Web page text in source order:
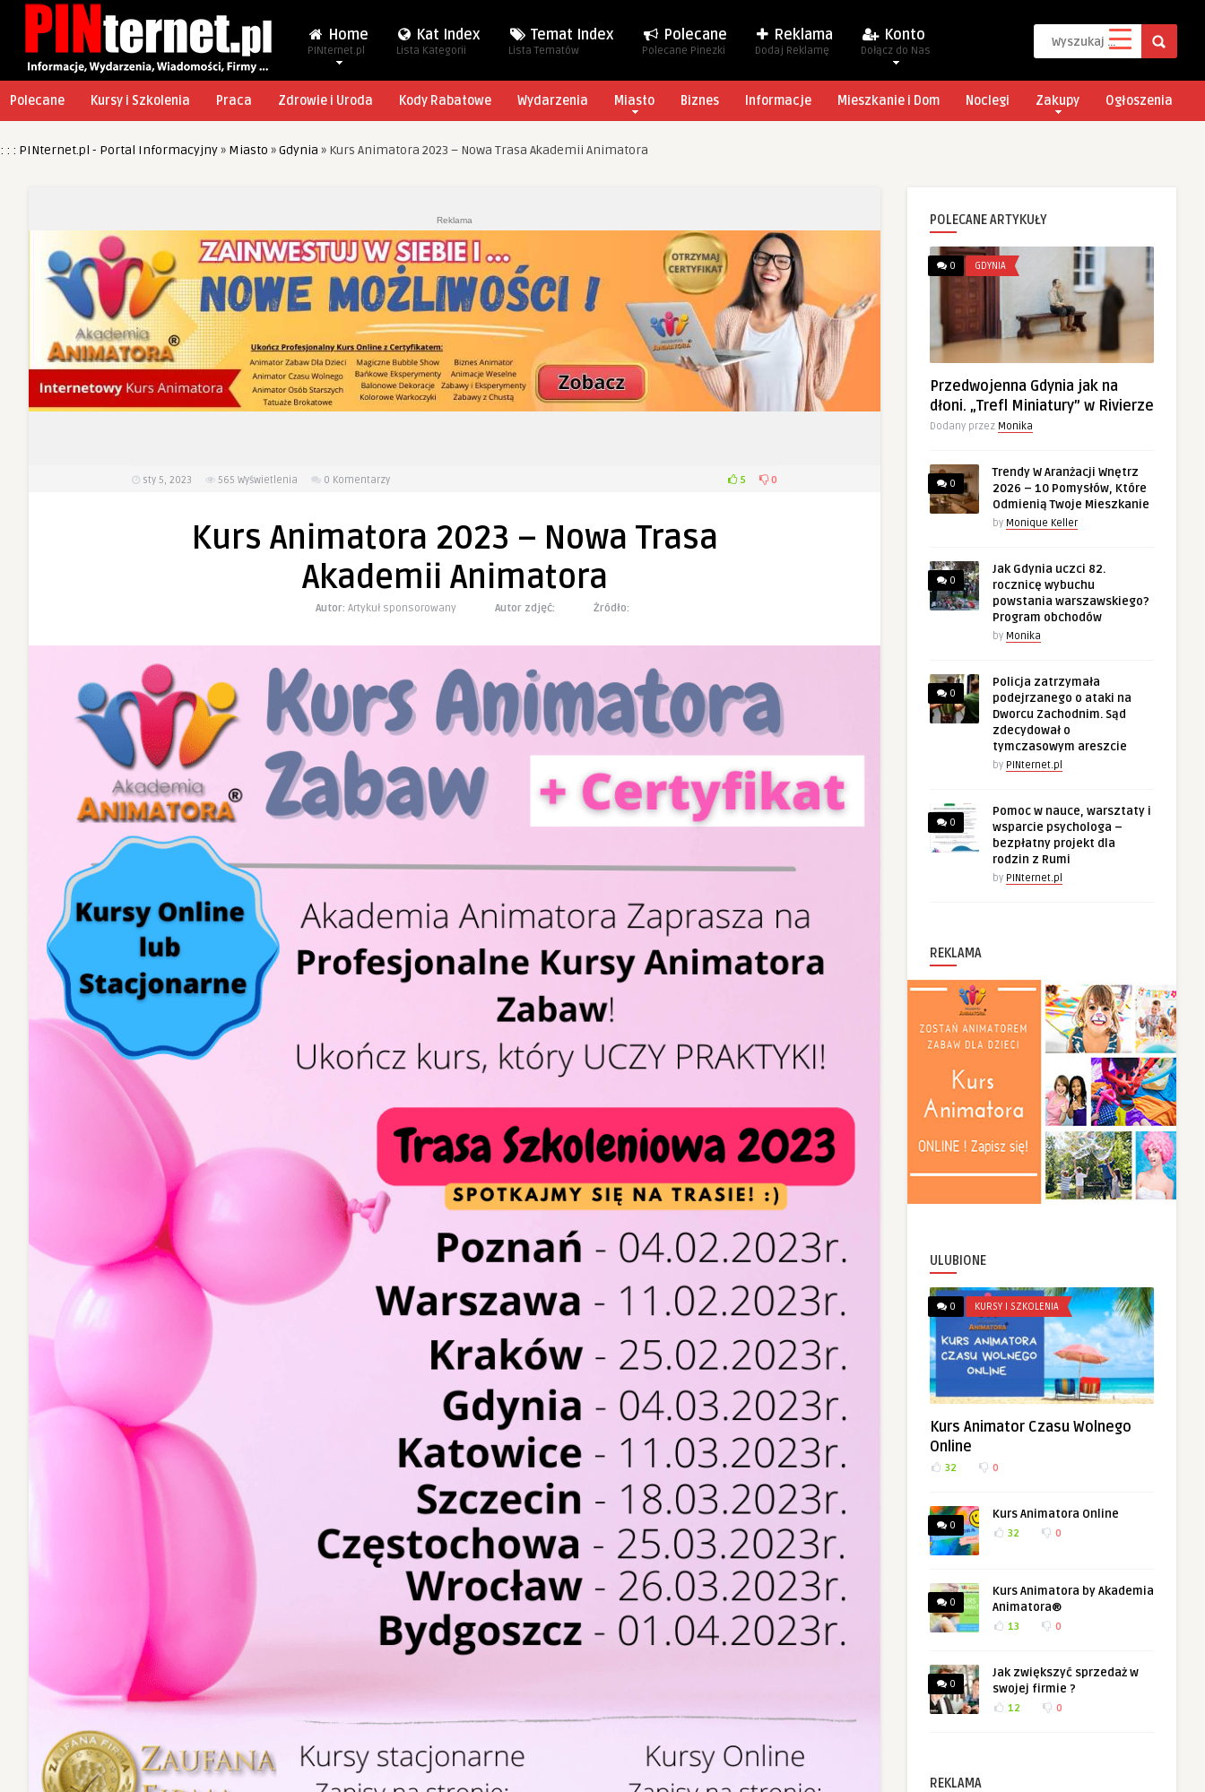
Home
PINternet.pl
Kat Index
Lista Kategorii
Temat Index
Lista Tematów
Polecane
Polecane Pinezki
Reklama
Dodaj Reklamę
Konto
Dołącz do Nas
Polecane Kursy i Szkolenia Praca Zdrowie i Uroda Kody Rabatowe Wydarzenia Miasto Biznes Informacje Mieszkanie i Dom Noclegi Zakupy Ogłoszenia
: : : PINternet.pl - Portal Informacyjny» Miasto »Gdynia » Kurs Animatora 2023 – Nowa Trasa Akademii Animatora
Reklama
sty 5, 2023 565 Wyświetlenia 0 Komentarzy 5 0
Kurs Animatora 2023 – Nowa Trasa
Akademii Animatora
Autor: Artykuł sponsorowany Autor zdjęć: Żródło:
POLECANE ARTYKUŁY
0 GDYNIA
Przedwojenna Gdynia jak na
dłoni. „Trefl Miniatury” w Rivierze
Dodany przez Monika
0
Trendy W Aranżacji Wnętrz
2026 – 10 Pomysłów, Które
Odmienią Twoje Mieszkanie
by Monique Keller
0
Jak Gdynia uczci 82.
rocznicę wybuchu
powstania warszawskiego?
Program obchodów
by Monika
0
Policja zatrzymała
podejrzanego o ataki na
Dworcu Zachodnim. Sąd
zdecydował o
tymczasowym areszcie
by PINternet.pl
0
Pomoc w nauce, warsztaty i
wsparcie psychologa –
bezpłatny projekt dla
rodzin z Rumi
by PINternet.pl
REKLAMA
ULUBIONE
0 KURSY I SZKOLENIA
Kurs Animator Czasu Wolnego
Online
32 0
0
Kurs Animatora Online
32 0
0
Kurs Animatora by Akademia
Animatora®
13 0
0
Jak zwiększyć sprzedaż w
swojej firmie ?
12 0
REKLAMA